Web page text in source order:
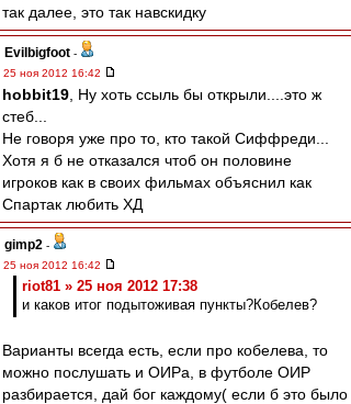
так далее, это так навскидку
Evilbigfoot -
25 ноя 2012 16:42
hobbit19 , Ну хоть ссыль бы открыли....это ж
стеб...
Не говоря уже про то, кто такой Сиффреди...
Хотя я б не отказался чтоб он половине
игроков как в своих фильмах объяснил как
Спартак любить ХД
gimp2 -
25 ноя 2012 16:42
riot81 » 25 ноя 2012 17:38
и каков итог подытоживая пункты?Кобелев?
Варианты всегда есть, если про кобелева, то
можно послушать и ОИРа, в футболе ОИР
разбирается, дай бог каждому( если б это было